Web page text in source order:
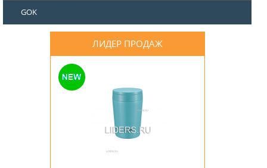
GOK
ЛИДЕР ПРОДАЖ